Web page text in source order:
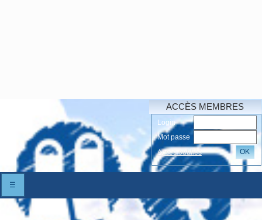
ACCÈS MEMBRES
Login
Mot passe
Accés oubliés
OK
☰